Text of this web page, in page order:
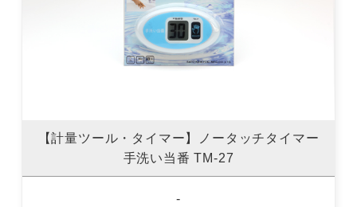
【計量ツール・タイマー】ノータッチタイマー
手洗い当番 TM-27
-